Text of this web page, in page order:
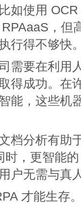
如使用
，但
行得不够快
需要在利用
得成功。在
能，这些机
档分析有助
时，更智能
户无需与真
才能生存